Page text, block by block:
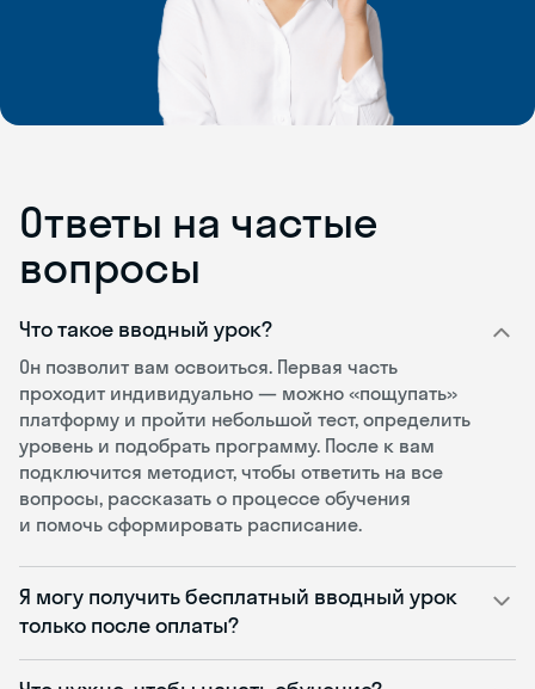
Ответы на частые
вопросы
Что такое вводный урок?
Он позволит вам освоиться. Первая часть
проходит индивидуально — можно «пощупать»
платформу и пройти небольшой тест, определить
уровень и подобрать программу. После к вам
подключится методист, чтобы ответить на все
вопросы, рассказать о процессе обучения
и помочь сформировать расписание.
Я могу получить бесплатный вводный урок
только после оплаты?